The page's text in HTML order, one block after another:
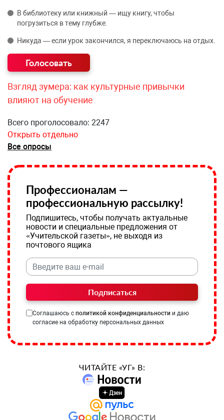
В библиотеку или книжный — ищу книгу, чтобы
погрузиться в тему глубже.
Никуда — если урок закончился, я переключаюсь на отдых.
Взгляд зумера: как культурные привычки
влияют на обучение
Всего проголосовало: 2247
Открыть отдельно
Все опросы
Профессионалам —
профессиональную рассылку!
Подпишитесь, чтобы получать актуальные
новости и специальные предложения от
«Учительской газеты», не выходя из
почтового ящика
Подписаться
Соглашаюсь с политикой конфиденциальности и даю
согласие на обработку персональных данных
ЧИТАЙТЕ «УГ» В: